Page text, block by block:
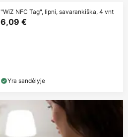
"WiZ NFC Tag", lipni, savarankiška, 4 vnt
6,09 €
Yra sandėlyje